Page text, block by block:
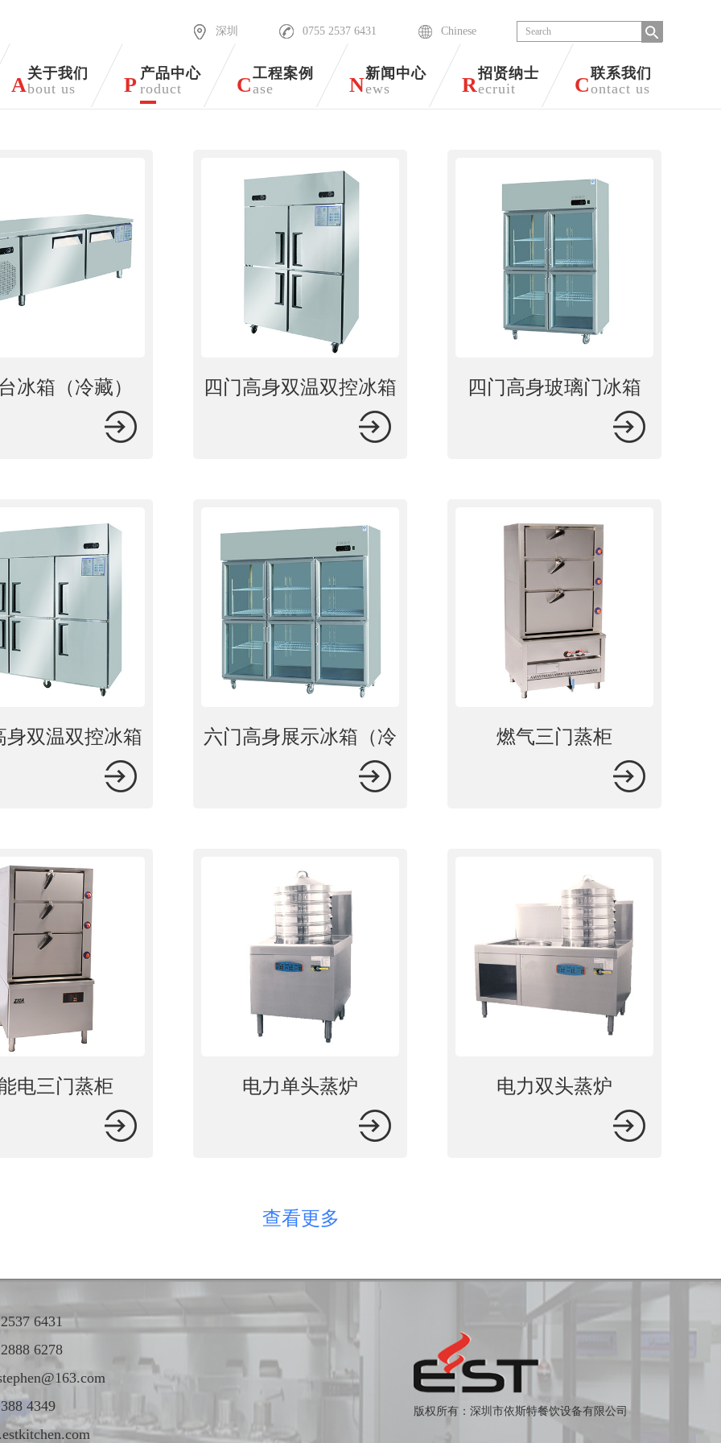
深圳 0755 2537 6431 Chinese
关于我们
bout us
A
产品中心
roduct
P
工程案例
ase
C
新闻中心
ews
N
招贤纳士
ecruit
R
联系我们
ontact us
C
冰箱（冷藏） 四门高身双温双控冰箱 四门高身玻璃门冰箱
身双温双控冰箱 六门高身展示冰箱（冷 燃气三门蒸柜
电三门蒸柜 电力单头蒸炉 电力双头蒸炉
查看更多
6431
6278
4349
版权所有：深圳市依斯特餐饮设备有限公司